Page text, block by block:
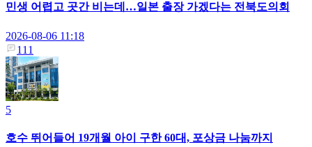
민생 어렵고 곳간 비는데…일본 출장 가겠다는 전북도의회
2026-08-06 11:18
111
5
호수 뛰어들어 19개월 아이 구한 60대, 포상금 나눔까지